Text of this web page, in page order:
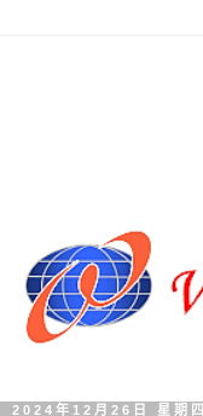
2024年12月26日 星期四